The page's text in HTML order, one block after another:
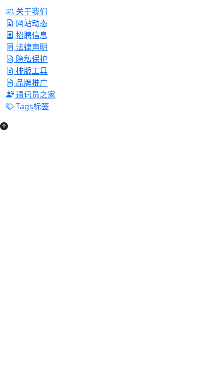
关于我们
网站动态
招聘信息
法律声明
隐私保护
排版工具
品牌推广
通讯员之家
Tags标签